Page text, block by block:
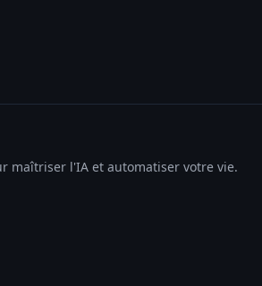
maîtriser l'IA et automatiser votre vie.